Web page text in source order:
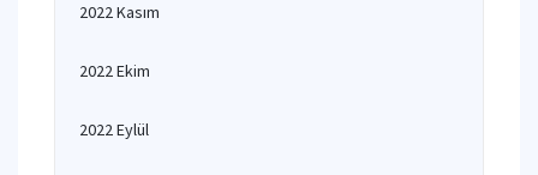
2022 Kasım
2022 Ekim
2022 Eylül